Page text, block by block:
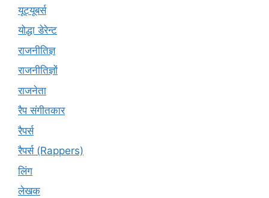
यूट्यूबर्स
योद्धा डेरेन्ट
राजनीतिज्ञ
राजनीतिज्ञों
राजनेता
रैप संगीतकार
रैपर्स
रैपर्स (Rappers)
लिंग
लेखक